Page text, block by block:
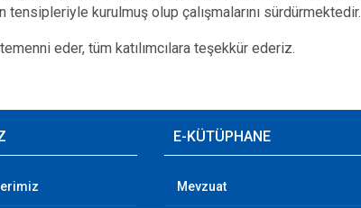
tensipleriyle kurulmuş olup çalışmalarını sürdürmektedir.
eder, tüm katılımcılara teşekkür ederiz.
E-KÜTÜPHANE
Mevzuat